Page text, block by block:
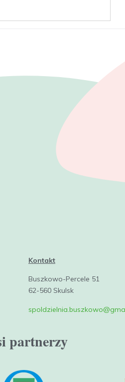
Kontakt
Buszkowo-Percele 51
62-560 Skulsk
partnerzy